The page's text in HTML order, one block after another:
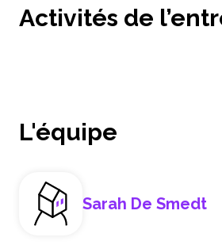
Activités de
L'équipe
Sarah De Smedt